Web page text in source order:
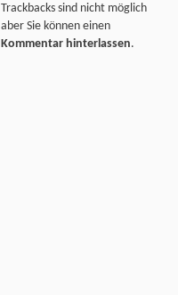
Trackbacks sind nicht möglich
aber Sie können einen
Kommentar hinterlassen.